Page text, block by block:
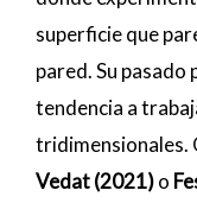
superficie que
pared. Su pasado
tendencia a
tridimensionales.
Vedat (2021)o